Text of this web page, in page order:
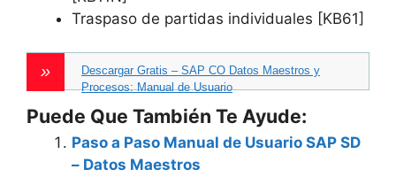
Traspaso de partidas individuales [KB61]
Descargar Gratis – SAP CO Datos Maestros y
Procesos: Manual de Usuario
Puede Que También Te Ayude:
Paso a Paso Manual de Usuario SAP SD
– Datos Maestros